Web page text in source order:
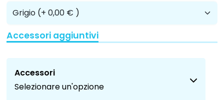
Accessori aggiuntivi
Accessori
Selezionare un'opzione